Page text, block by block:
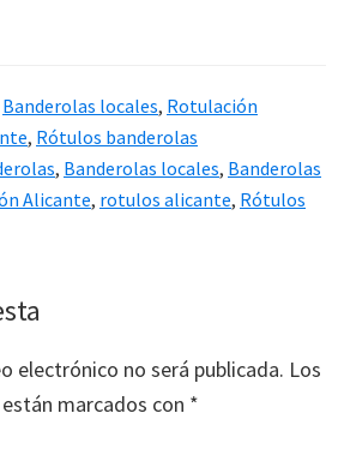
Banderolas locales, Rotulación
, Rótulos banderolas
, Banderolas locales, Banderolas
Alicante, rotulos alicante, Rótulos
electrónico no será publicada. Los
marcados con *